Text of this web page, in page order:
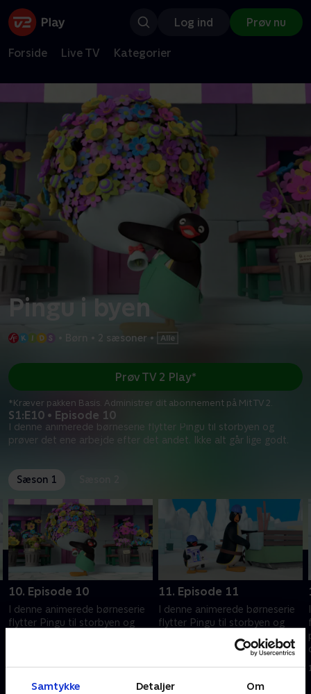
Samtykke Detaljer Om
Log ind Prøv nu
Forside Live TV Kategorier
Pingu i byen
2 sæsoner •
S1:E10 • Episode 10
I denne animerede børneserie flytter Pingu til storbyen og
prøver det ene arbejde efter det andet. Ikke alt går lige godt.
Prøv TV 2 Play*
*Kræver pakken Basis. Administrer dit abonnement på Mit TV 2.
Sæson 1
10. Episode 10
I denne animerede børneserie
flytter Pingu til storbyen og
1. maj 2023 • 6 min
11. Episode 11
I denne animerede børneserie
flytter Pingu til storbyen og
prøver det ene arbejde efter
det andet. Ikke alt går lige
1. maj 2023 • 6 min